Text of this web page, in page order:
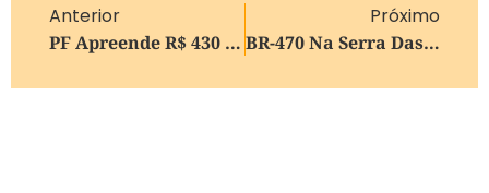
Anterior
PF Apreende R$ 430 Mil Em Dinheiro Vivo Na Casa De Líder Do PL Em Investigação Sobre Cota Parlamentar
Próximo
BR-470 Na Serra Das Antas Terá Tráfego Totalmente Liberado Durante O Período De Festas